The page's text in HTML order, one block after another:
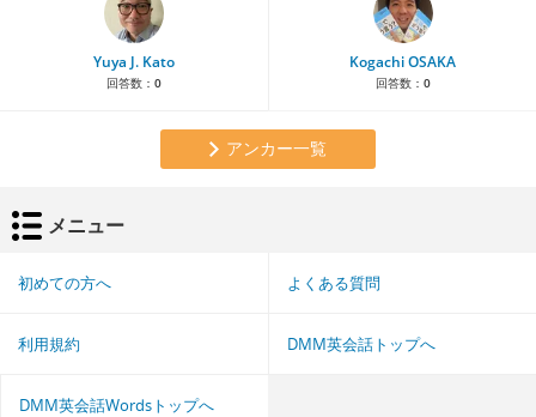
Yuya J. Kato
回答数： 0
Kogachi OSAKA
回答数： 0
アンカー一覧
メニュー
初めての方へ よくある質問
利用規約 DMM英会話トップへ
DMM英会話Wordsトップへ